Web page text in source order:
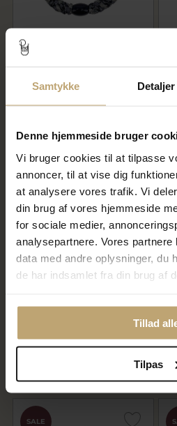
Samtykke Detaljer
Denne hjemmeside bruger
Vi bruger cookies til at tilpasse
annoncer, til at vise dig
at analysere vores trafik. Vi
din brug af vores hjemmeside
for sociale medier,
analysepartnere. Vores
data med andre oplysninger, du
de har indsamlet fra din brug af
Tillad
Tilpas
Aqua Dulce Hårelastik -
25,00 kr
20,00 kr
På lager
SALE
20,00 kr
+
SALE